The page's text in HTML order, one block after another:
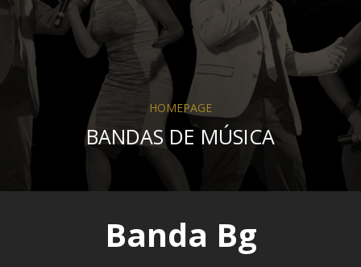
HOMEPAGE
BANDAS DE MÚSICA
Banda Bg